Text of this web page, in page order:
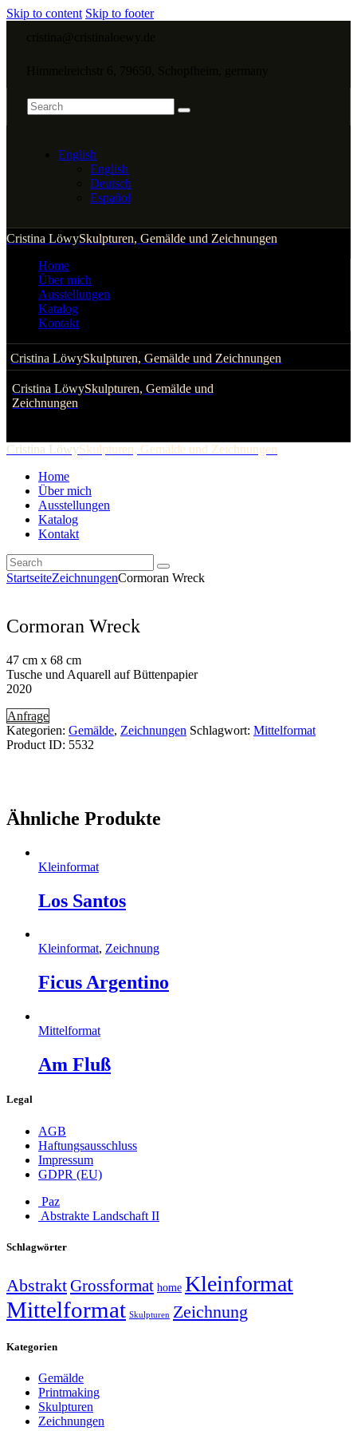
Skip to content Skip to footer
English
English
Deutsch
Español
Cristina LöwySkulpturen, Gemälde und Zeichnungen
Home
Über mich
Ausstellungen
Katalog
Kontakt
Cristina LöwySkulpturen, Gemälde und Zeichnungen
Cristina LöwySkulpturen, Gemälde und
Zeichnungen
Cristina LöwySkulpturen, Gemälde und Zeichnungen
Home
Über mich
Ausstellungen
Katalog
Kontakt
StartseiteZeichnungenCormoran Wreck
Cormoran Wreck
47 cm x 68 cm
Tusche und Aquarell auf Büttenpapier
2020
Anfrage
Kategorien: Gemälde, Zeichnungen Schlagwort: Mittelformat
Product ID: 5532
Ähnliche Produkte
Kleinformat
Los Santos
Kleinformat, Zeichnung
Ficus Argentino
Mittelformat
Am Fluß
Legal
AGB
Haftungsausschluss
Impressum
GDPR (EU)
Paz
Abstrakte Landschaft II
Schlagwörter
AbstraktGrossformat home Kleinformat
Mittelformat Skulpturen Zeichnung
Kategorien
Gemälde
Printmaking
Skulpturen
Zeichnungen